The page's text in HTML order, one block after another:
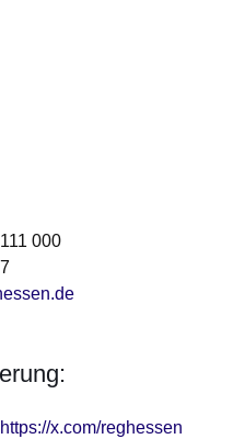
000
https://x.com/reghessen
sich in einem neuen